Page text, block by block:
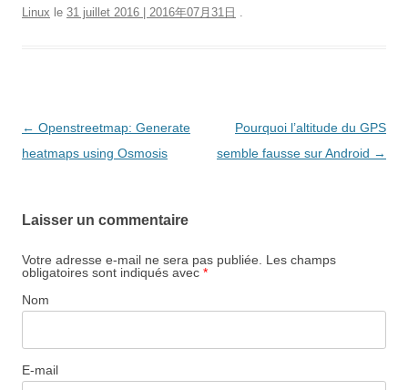
Linux le 31 juillet 2016 | 2016年07月31日
Navigation
des
← Openstreetmap: Generate
heatmaps using Osmosis
Pourquoi l’altitude du GPS
semble fausse sur Android →
Laisser un commentaire
Votre adresse e-mail ne sera pas publiée.
Les champs
obligatoires sont indiqués avec *
Nom
E-mail